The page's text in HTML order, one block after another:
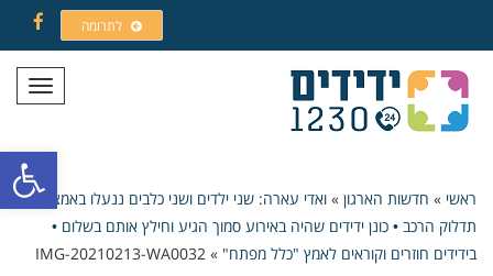
פתח
לתרומה
תפריט
ראשי » חדשות הארגון » ואדי עארה: שני ילדים ושני כלבים ננעלו באמצע
תדלוק הרכב • כונן ידידים שהיה באירוע סמוך הגיע וחילץ אותם בשלום •
בידידים חוזרים וקוראים לאמץ "כלל מפתח" »
IMG-20210213-WA0032